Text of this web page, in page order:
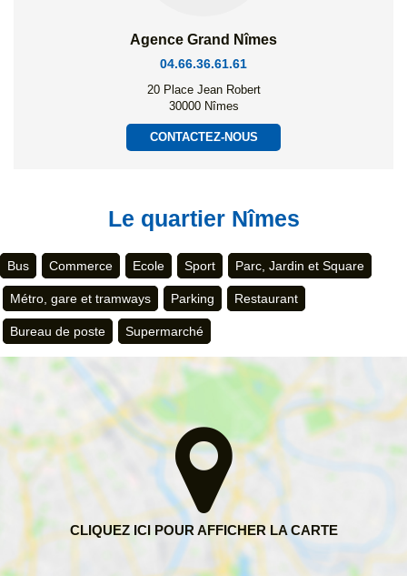
Agence Grand Nîmes
04.66.36.61.61
20 Place Jean Robert
30000 Nîmes
CONTACTEZ-NOUS
Le quartier Nîmes
Bus Commerce Ecole Sport Parc, Jardin et Square
Métro, gare et tramways Parking Restaurant
Bureau de poste Supermarché